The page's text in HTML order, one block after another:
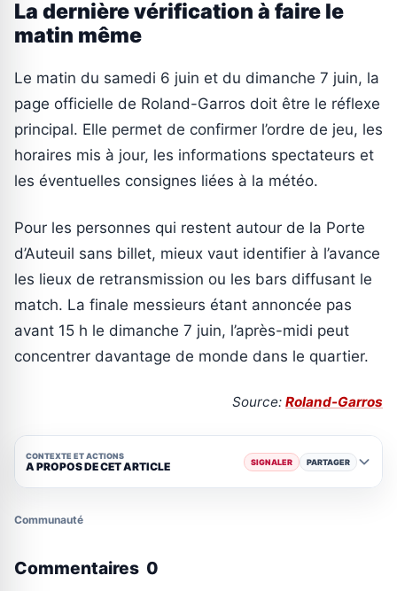
La dernière vérification à faire le
matin même
Le matin du samedi 6 juin et du dimanche 7 juin, la
page officielle de Roland-Garros doit être le réflexe
principal. Elle permet de confirmer l’ordre de jeu, les
horaires mis à jour, les informations spectateurs et
les éventuelles consignes liées à la météo.
Pour les personnes qui restent autour de la Porte
d’Auteuil sans billet, mieux vaut identifier à l’avance
les lieux de retransmission ou les bars diffusant le
match. La finale messieurs étant annoncée pas
avant 15 h le dimanche 7 juin, l’après-midi peut
concentrer davantage de monde dans le quartier.
Source: Roland-Garros
CONTEXTE ET ACTIONS
A PROPOS DE CET ARTICLE SIGNALER PARTAGER
Communauté
Commentaires 0